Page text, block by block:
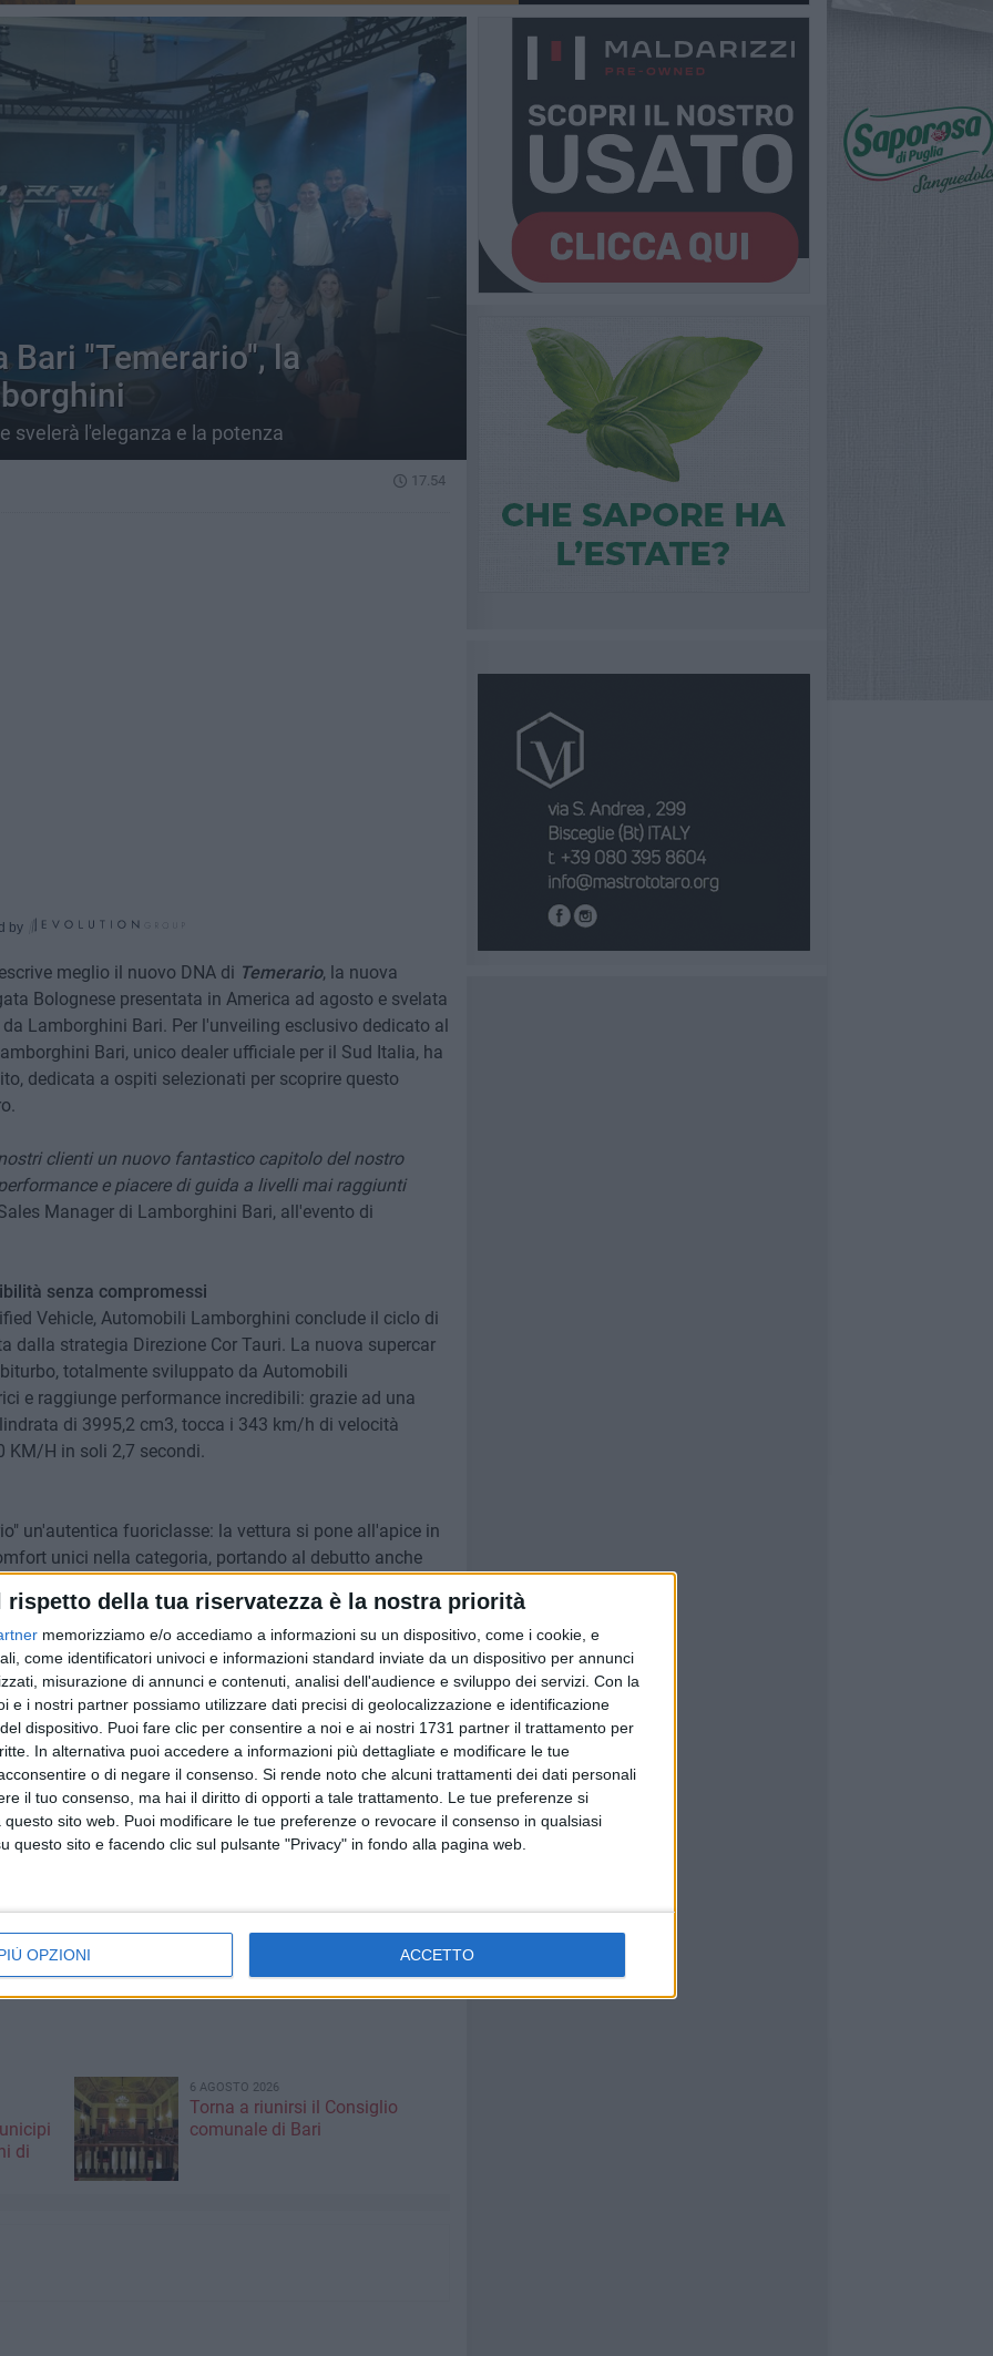
rispetto della tua riservatezza è la nostra priorità
memorizziamo e/o accediamo a informazioni su un dispositivo, come i cookie, e
come identificatori univoci e informazioni standard inviate da un dispositivo per annunci
misurazione di annunci e contenuti, analisi dell'audience e sviluppo dei servizi. Con la
e i nostri partner possiamo utilizzare dati precisi di geolocalizzazione e identificazione
dispositivo. Puoi fare clic per consentire a noi e ai nostri 1731 partner il trattamento per
In alternativa puoi accedere a informazioni più dettagliate e modificare le tue
o di negare il consenso. Si rende noto che alcuni trattamenti dei dati personali
il tuo consenso, ma hai il diritto di opporti a tale trattamento. Le tue preferenze si
sito web. Puoi modificare le tue preferenze o revocare il consenso in qualsiasi
questo sito e facendo clic sul pulsante "Privacy" in fondo alla pagina web.
OPZIONI ACCETTO
Bari "Temerario", la
svelerà l'eleganza e la potenza
17.54
by
meglio il nuovo DNA di Temerario, la nuova
Bolognese presentata in America ad agosto e svelata
Lamborghini Bari. Per l'unveiling esclusivo dedicato al
Bari, unico dealer ufficiale per il Sud Italia, ha
dedicata a ospiti selezionati per scoprire questo
clienti un nuovo fantastico capitolo del nostro
e piacere di guida a livelli mai raggiunti
Manager di Lamborghini Bari, all'evento di
senza compromessi
Vehicle, Automobili Lamborghini conclude il ciclo di
dalla strategia Direzione Cor Tauri. La nuova supercar
totalmente sviluppato da Automobili
e raggiunge performance incredibili: grazie ad una
di 3995,2 cm3, tocca i 343 km/h di velocità
KM/H in soli 2,7 secondi.
un'autentica fuoriclasse: la vettura si pone all'apice in
unici nella categoria, portando al debutto anche
esterni sono caratterizzati da una nuova cifra stilistica,
diurne contestualizzata in termini futuristici. Il motore
alla funzione estetica un miglioramento
like a pilot" è egregiamente evidenziata dagli
una percezione di comfort mai provata.
il miglioramento delle dinamiche veicolari tramite la
Vehicle Dynamics, e il nuovo sistema di interfaccia
alcuni degli ingredienti che compongono il DNA di
sua identità sportiva, ridefinisce ogni standard. Per i
Allegerita, che riduce il peso della vettura di oltre 25
ultra-leggeri. Una scelta pensata per chi vuole
ogni limite.
it-en/concessionari/lamborghini-bari
di
6 AGOSTO 2026
Torna a riunirsi il Consiglio
comunale di Bari